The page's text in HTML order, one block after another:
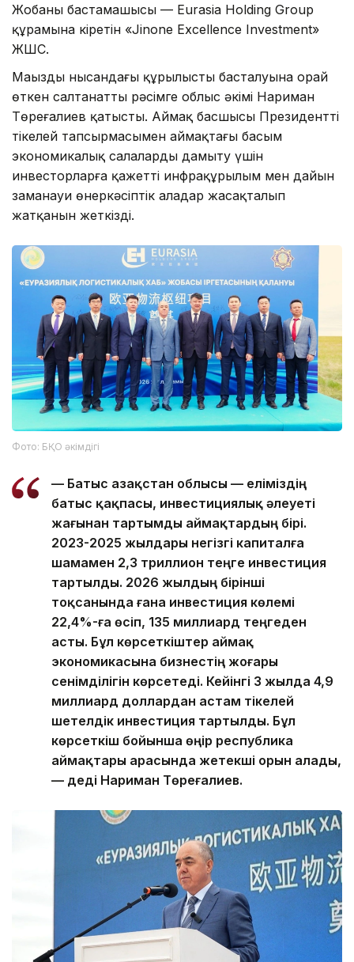
Жобаның бастамашысы — Eurasia Holding Group
құрамына кіретін «Jinone Excellence Investment»
ЖШС.
Маңызды нысандағы құрылыстың басталуына орай
өткен салтанатты рәсімге облыс әкімі Нариман
Төреғалиев қатысты. Аймақ басшысы Президенттің
тікелей тапсырмасымен аймақтағы басым
экономикалық салаларды дамыту үшін
инвесторларға қажетті инфрақұрылым мен дайын
заманауи өнеркәсіптік алаңдар жасақталып
жатқанын жеткізді.
Фото: БҚО әкімдігі
— Батыс Қазақстан облысы — еліміздің
батыс қақпасы, инвестициялық әлеуеті
жағынан тартымды аймақтардың бірі.
2023-2025 жылдары негізгі капиталға
шамамен 2,3 триллион теңге инвестиция
тартылды. 2026 жылдың бірінші
тоқсанында ғана инвестиция көлемі
22,4%-ға өсіп, 135 миллиард теңгеден
асты. Бұл көрсеткіштер аймақ
экономикасына бизнестің жоғары
сенімділігін көрсетеді. Кейінгі 3 жылда 4,9
миллиард доллардан астам тікелей
шетелдік инвестиция тартылды. Бұл
көрсеткіш бойынша өңір республика
аймақтары арасында жетекші орын алады,
— деді Нариман Төреғалиев.